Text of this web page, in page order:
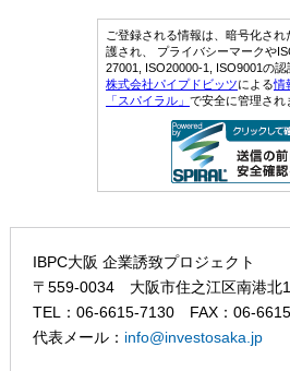
IBPC大阪 企業誘致プロジェクト
〒559-0034 大阪市住之江区南港北
TEL：06-6615-7130 FAX：06-
代表メール： info@investosaka.jp